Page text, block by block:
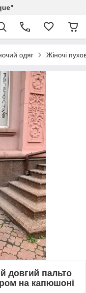
одяг Жіночі
довгий пальто
на капюшоні